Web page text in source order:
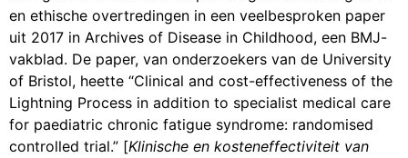
en ethische overtredingen in een veelbesproken paper
uit 2017 in Archives of Disease in Childhood, een BMJ-
vakblad. De paper, van onderzoekers van de University
of Bristol, heette “Clinical and cost-effectiveness of the
Lightning Process in addition to specialist medical care
for paediatric chronic fatigue syndrome: randomised
controlled trial.” [Klinische en kosteneffectiviteit van